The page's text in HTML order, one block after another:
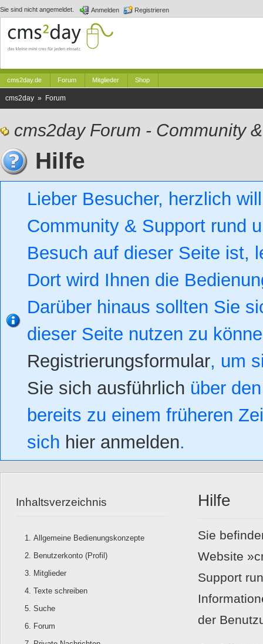
Sie sind nicht angemeldet. Anmelden Registrieren
cms2day.de Forum Mitglieder Shop
cms2day » Forum
cms2day Forum - Community
Hilfe
Lieber Besucher, herzlich
Community & Support rund
Besuch auf dieser Seite ist,
Dort wird Ihnen die
Darüber hinaus sollten Sie
dieser Seite nutzen zu
Registrierungsformular, um
Sie sich ausführlich über
bereits zu einem früheren
sich hier anmelden.
Inhaltsverzeichnis
Allgemeine Bedienungskonzepte
Benutzerkonto (Profil)
Mitglieder
Texte schreiben
Suche
Forum
Hilfe
Sie
Website
Support
der